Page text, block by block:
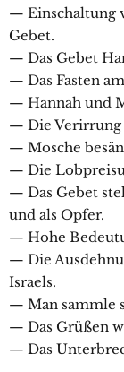
— Einschaltung
Gebet.
— Das Gebet
— Das Fasten
— Hannah und
— Die Verirrung
— Mosche
— Die
— Das Gebet
und als Opfer.
— Hohe
— Die
Israels.
— Man sammle
— Das Grüßen
— Das